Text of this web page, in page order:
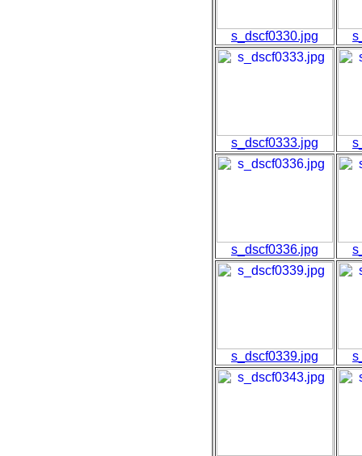
s_dscf0330.jpg
s_dscf0333.jpg
s_dscf0336.jpg
s_dscf0339.jpg